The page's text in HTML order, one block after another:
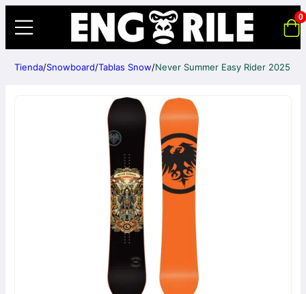
0
Tienda/Snowboard/Tablas Snow/Never Summer Easy Rider 2025